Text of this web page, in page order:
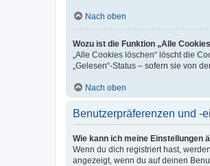
Nach oben
Wozu ist die Funktion „Alle
„Alle Cookies löschen“ löscht die
„Gelesen“-Status – sofern sie von
Nach oben
Benutzerpräferenzen und -
Wie kann ich meine Einstellungen
Wenn du dich registriert hast,
angezeigt, wenn du auf deinen